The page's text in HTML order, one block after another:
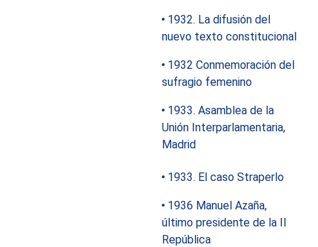
1932. La difusión del
nuevo texto constitucional
1932 Conmemoración del
sufragio femenino
1933. Asamblea de la
Unión Interparlamentaria,
Madrid
1933. El caso Straperlo
1936 Manuel Azaña,
último presidente de la II
República